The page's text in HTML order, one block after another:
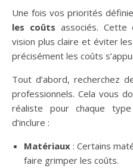
Une fois vos priorités
les coûts associés. Cette
vision plus claire et éviter
précisément les coûts
Tout d’abord, recherchez
professionnels. Cela vous
réaliste pour chaque
d’inclure :
Matériaux : Certains
faire grimper les coûts.